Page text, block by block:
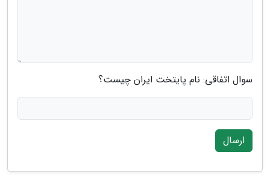
سوال اتفاقی: نام پایتخت ایران چیست؟
ارسال